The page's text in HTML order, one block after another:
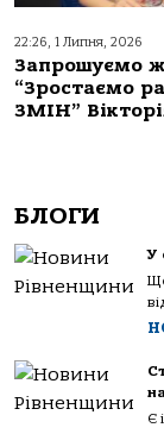
22:26, 1 Липня, 2026
Запрошуємо
“Зростаємо
ЗМІН”
БЛОГИ
У
Є